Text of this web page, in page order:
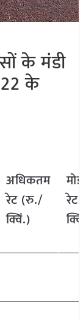
के मंडी
के
अधिकतम
रेट (रु./
क्विं.)